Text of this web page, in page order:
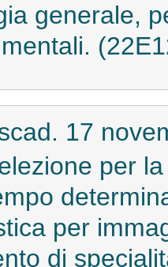
generale,
17
per
per
di